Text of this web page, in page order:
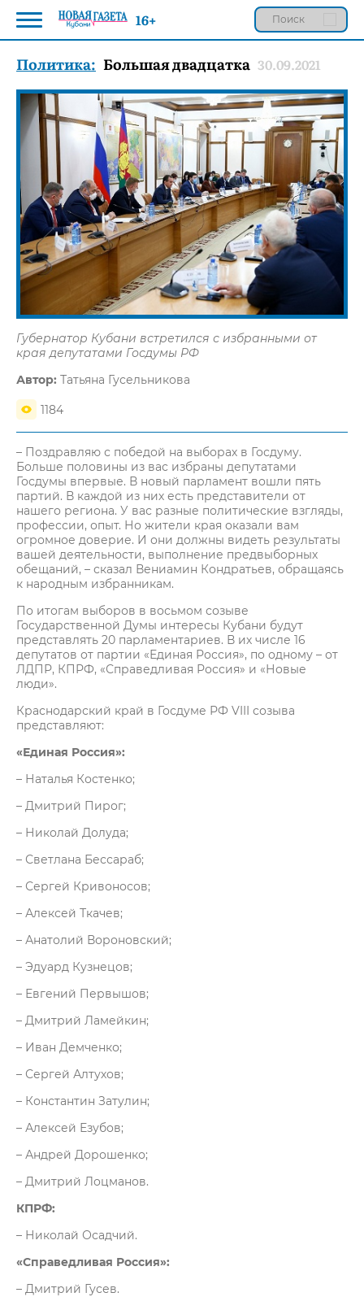
Политика: Большая двадцатка 30.09.2021
Губернатор Кубани встретился с избранными от
края депутатами Госдумы РФ
Автор: Татьяна Гусельникова
1184
– Поздравляю с победой на выборах в Госдуму.
Больше половины из вас избраны депутатами
Госдумы впервые. В новый парламент вошли пять
партий. В каждой из них есть представители от
нашего региона. У вас разные политические взгляды,
профессии, опыт. Но жители края оказали вам
огромное доверие. И они должны видеть результаты
вашей деятельности, выполнение предвыборных
обещаний, – сказал Вениамин Кондратьев, обращаясь
к народным избранникам.
По итогам выборов в восьмом созыве
Государственной Думы интересы Кубани будут
представлять 20 парламентариев. В их числе 16
депутатов от партии «Единая Россия», по одному – от
ЛДПР, КПРФ, «Справедливая Россия» и «Новые
люди».
Краснодарский край в Госдуме РФ VIII созыва
представляют:
«Единая Россия»:
– Наталья Костенко;
– Дмитрий Пирог;
– Николай Долуда;
– Светлана Бессараб;
– Сергей Кривоносов;
– Алексей Ткачев;
– Анатолий Вороновский;
– Эдуард Кузнецов;
– Евгений Первышов;
– Дмитрий Ламейкин;
– Иван Демченко;
– Сергей Алтухов;
– Константин Затулин;
– Алексей Езубов;
– Андрей Дорошенко;
– Дмитрий Лоцманов.
КПРФ:
– Николай Осадчий.
«Справедливая Россия»:
– Дмитрий Гусев.
16+